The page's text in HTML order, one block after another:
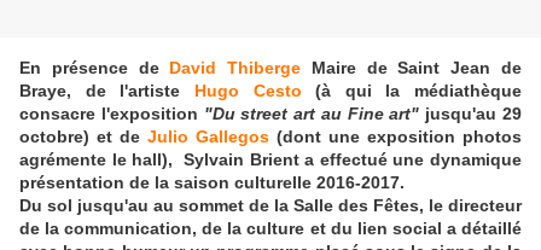
En présence de David Thiberge Maire de Saint Jean de
Braye, de l'artiste Hugo Cesto (à qui la médiathèque
consacre l'exposition "Du street art au Fine art" jusqu'au 29
octobre) et de Julio Gallegos (dont une exposition photos
agrémente le hall), Sylvain Brient a effectué une dynamique
présentation de la saison culturelle 2016-2017.
Du sol jusqu'au au sommet de la Salle des Fêtes, le directeur
de la communication, de la culture et du lien social a détaillé